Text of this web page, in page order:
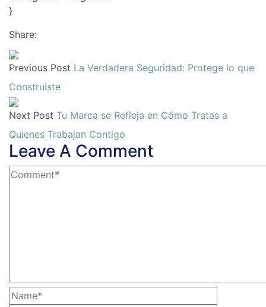
}
Share:
Previous Post La Verdadera Seguridad: Protege lo que
Construiste
Next Post Tu Marca se Refleja en Cómo Tratas a
Quienes Trabajan Contigo
Leave A Comment